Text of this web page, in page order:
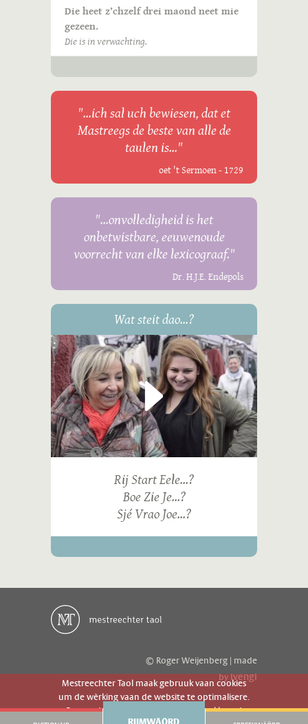
Die heet z’chzelf drei maond neet mie
gezeen.
Die is in verwachting.
"...ich sal uch bewiesen, dat et
Mastreegs de beste van alle de
taulen is..."
oet 't Sermoen - 1729
"...onvolledigheid is het
onbetwistbare, eeuwenoude
voorrecht van elke lexicograaf."
Dr. H.J.E. Endepols
Wat steit dao...?
Rij Start Eele...?
Boe Zie Je...?
Sjé Vrao Joe...?
© Roger Weijenberg | made
byivengi
Mestreechter Taol maak gebruuk vaan cookies
um de wèrking vaan de website te optimalisere.
Es geer de website gebruuk gaot g'r akkoord